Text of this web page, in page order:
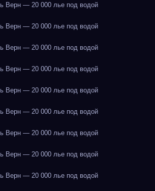
Верн — 20 000 лье под водой
Верн — 20 000 лье под водой
Верн — 20 000 лье под водой
Верн — 20 000 лье под водой
Верн — 20 000 лье под водой
Верн — 20 000 лье под водой
Верн — 20 000 лье под водой
Верн — 20 000 лье под водой
Верн — 20 000 лье под водой